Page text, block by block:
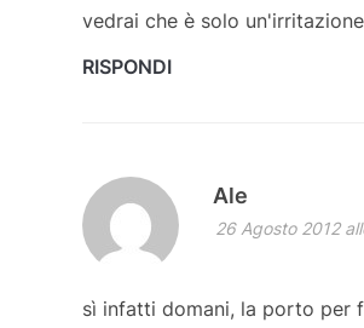
vedrai che è solo
RISPONDI
Ale
26 Agosto 2012
sì infatti domani, la porto per